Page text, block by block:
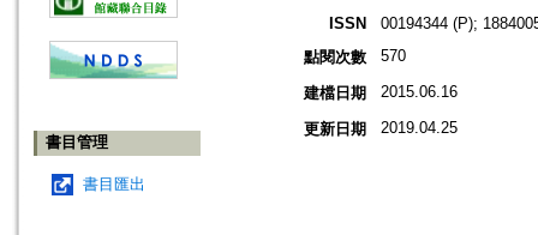
書目管理
書目匯出
ISSN
00194344 (P);
點閱次數
570
建檔日期 2015.06.16
更新日期 2019.04.25